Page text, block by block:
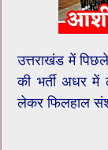
उत्तराखंड में
की भर्ती अधर
लेकर फिलहाल